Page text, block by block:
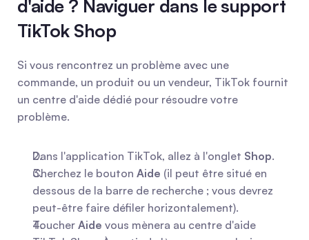
d'aide ? Naviguer dans le support
TikTok Shop
Si vous rencontrez un problème avec une
commande, un produit ou un vendeur, TikTok fournit
un centre d'aide dédié pour résoudre votre
problème.
Dans l'application TikTok, allez à l'onglet Shop.
Cherchez le bouton Aide (il peut être situé en
dessous de la barre de recherche ; vous devrez
peut-être faire défiler horizontalement).
Toucher Aide vous mènera au centre d'aide